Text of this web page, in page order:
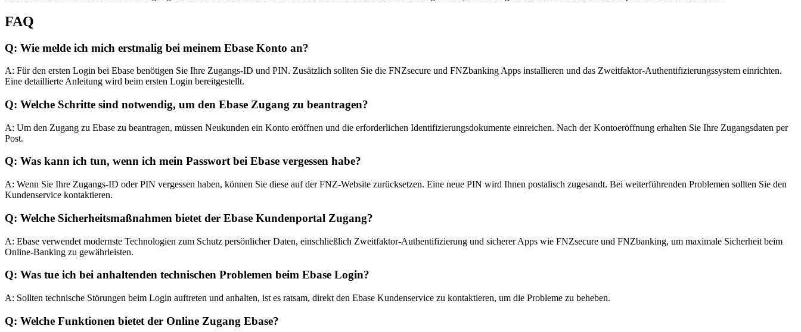
FAQ
Q: Wie melde ich mich erstmalig bei meinem Ebase Konto an?
A: Für den ersten Login bei Ebase benötigen Sie Ihre Zugangs-ID und PIN. Zusätzlich sollten Sie die FNZsecure und FNZbanking Apps installieren und das Zweitfaktor-Authentifizierungssystem einrichten.
Eine detaillierte Anleitung wird beim ersten Login bereitgestellt.
Q: Welche Schritte sind notwendig, um den Ebase Zugang zu beantragen?
A: Um den Zugang zu Ebase zu beantragen, müssen Neukunden ein Konto eröffnen und die erforderlichen Identifizierungsdokumente einreichen. Nach der Kontoeröffnung erhalten Sie Ihre Zugangsdaten per
Post.
Q: Was kann ich tun, wenn ich mein Passwort bei Ebase vergessen habe?
A: Wenn Sie Ihre Zugangs-ID oder PIN vergessen haben, können Sie diese auf der FNZ-Website zurücksetzen. Eine neue PIN wird Ihnen postalisch zugesandt. Bei weiterführenden Problemen sollten Sie den
Kundenservice kontaktieren.
Q: Welche Sicherheitsmaßnahmen bietet der Ebase Kundenportal Zugang?
A: Ebase verwendet modernste Technologien zum Schutz persönlicher Daten, einschließlich Zweitfaktor-Authentifizierung und sicherer Apps wie FNZsecure und FNZbanking, um maximale Sicherheit beim
Online-Banking zu gewährleisten.
Q: Was tue ich bei anhaltenden technischen Problemen beim Ebase Login?
A: Sollten technische Störungen beim Login auftreten und anhalten, ist es ratsam, direkt den Ebase Kundenservice zu kontaktieren, um die Probleme zu beheben.
Q: Welche Funktionen bietet der Online Zugang Ebase?